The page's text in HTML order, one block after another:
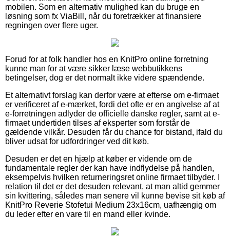
mobilen. Som en alternativ mulighed kan du bruge en
løsning som fx ViaBill, når du foretrækker at finansiere
regningen over flere uger.
Forud for at folk handler hos en KnitPro online forretning
kunne man for at være sikker læse webbutikkens
betingelser, dog er det normalt ikke videre spændende.
Et alternativt forslag kan derfor være at efterse om e-firmaet
er verificeret af e-mærket, fordi det ofte er en angivelse af at
e-forretningen adlyder de officielle danske regler, samt at e-
firmaet undertiden tilses af eksperter som forstår de
gældende vilkår. Desuden får du chance for bistand, ifald du
bliver udsat for udfordringer ved dit køb.
Desuden er det en hjælp at køber er vidende om de
fundamentale regler der kan have indflydelse på handlen,
eksempelvis hvilken returneringsret online firmaet tilbyder. I
relation til det er det desuden relevant, at man altid gemmer
sin kvittering, således man senere vil kunne bevise sit køb af
KnitPro Reverie Stofetui Medium 23x16cm, uafhængig om
du leder efter en vare til en mand eller kvinde.